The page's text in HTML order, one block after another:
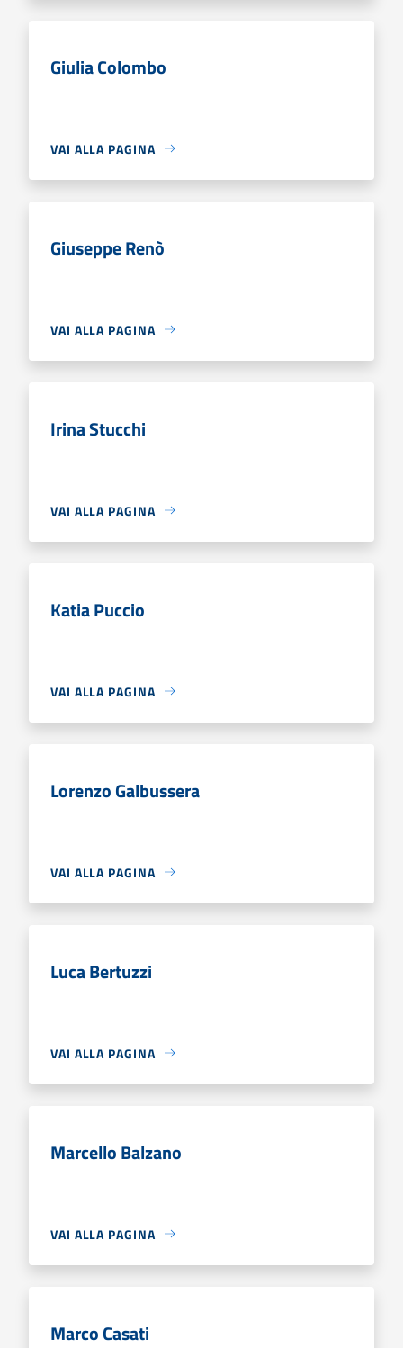
Giulia Colombo
VAI ALLA PAGINA
Giuseppe Renò
VAI ALLA PAGINA
Irina Stucchi
VAI ALLA PAGINA
Katia Puccio
VAI ALLA PAGINA
Lorenzo Galbussera
VAI ALLA PAGINA
Luca Bertuzzi
VAI ALLA PAGINA
Marcello Balzano
VAI ALLA PAGINA
Marco Casati